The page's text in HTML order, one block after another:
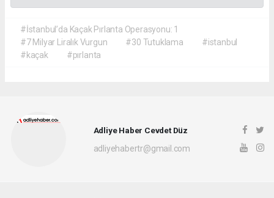
#İstanbul’da Kaçak Pırlanta Operasyonu: 1
#7 Milyar Liralık Vurgun
#30 Tutuklama
#istanbul
#kaçak
#pırlanta
Adliye Haber Cevdet Düz
adliyehabertr@gmail.com